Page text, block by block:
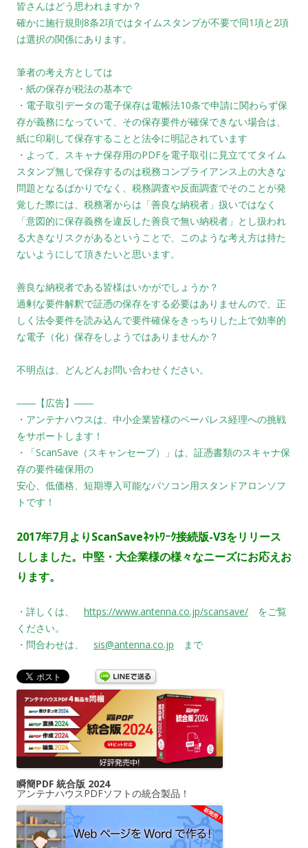
皆さんはどう思われますか？
確かに施行規則8条2項ではタイムスタンプが不要で同1項と2項
は選択の関係にあります。
筆者の考え方としては
・紙の保存が税法の基本で
・電子取引データの電子保存は電帳法10条で申請に関わらず保
存が義務になっていて、その保存要件が確保できない場合は、
紙に印刷して保存することと法令に明記されています
・よって、スキャナ保存用のPDFを電子取引に見立ててタイム
スタンプ無しで保存するのは税務コンプライアンス上の大きな
問題となるばかりでなく、税務調査や反面調査でそのこ とが発
覚した際には、税務署からは「善良な納税者」扱いではなく
「意図的に保存義務を違反した善良で無い納税者」とし扱われ
る大きなリスクがある ということで、このような考え方は持た
ないようにして頂きたいと思います。
善良な納税者である皆様はいかがでしょうか？
過剰な要件解釈で証憑の保存をする必要はありませんので、正
しく法令要件を読み込んで要件確保をきっちりした上で効率的
な電子（化）保存をしようではありませんか？
不明点は、どんどんお問い合わせください。
――【広告】――
・アンテナハウスは、中小企業皆様のペーパレス経理への挑戦
をサポートします！
・「ScanSave（スキャンセーブ）」は、証憑書類のスキャナ保
存の要件確保用の
安心、低価格、短期導入可能なパソコン用スタンドアロンソフ
トです！
2017年7月よりScanSaveﾈｯﾄﾜｰｸ接続版-V3をリリース
ししました。 中堅・大企業様の様々なニーズにお応えお
ります。
・詳しくは、 https://www.antenna.co.jp/scansave/ をご覧
ください。
・問合わせは、 sis@antenna.co.jp まで
瞬簡PDF 統合版 2024
アンテナハウスPDFソフトの統合製品！